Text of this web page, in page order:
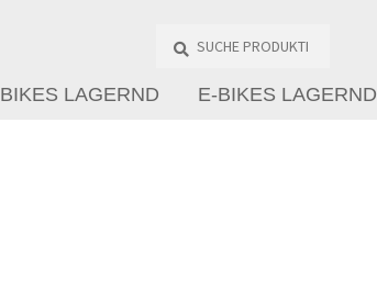
Produkte
BIKES LAGERND E-BIKES LAGERND